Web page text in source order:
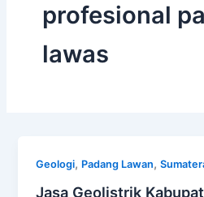
profesional
lawas
Geologi, Padang Lawan,
Jasa Geolistrik